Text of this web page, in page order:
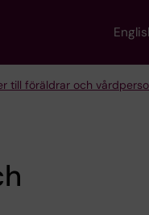
till föräldrar och